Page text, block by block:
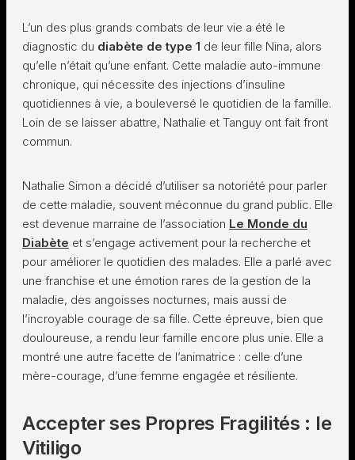
L’un des plus grands combats de leur vie a été le
diagnostic du diabète de type 1 de leur fille Nina, alors
qu’elle n’était qu’une enfant. Cette maladie auto-immune
chronique, qui nécessite des injections d’insuline
quotidiennes à vie, a bouleversé le quotidien de la famille.
Loin de se laisser abattre, Nathalie et Tanguy ont fait front
commun.
Nathalie Simon a décidé d’utiliser sa notoriété pour parler
de cette maladie, souvent méconnue du grand public. Elle
est devenue marraine de l’association Le Monde du
Diabète et s’engage activement pour la recherche et
pour améliorer le quotidien des malades. Elle a parlé avec
une franchise et une émotion rares de la gestion de la
maladie, des angoisses nocturnes, mais aussi de
l’incroyable courage de sa fille. Cette épreuve, bien que
douloureuse, a rendu leur famille encore plus unie. Elle a
montré une autre facette de l’animatrice : celle d’une
mère-courage, d’une femme engagée et résiliente.
Accepter ses Propres Fragilités : le
Vitiligo